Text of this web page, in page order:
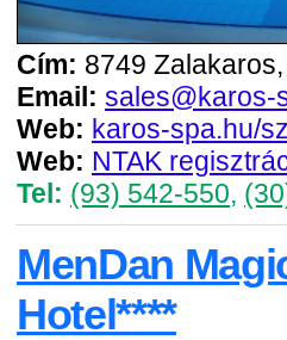
Cím: 8749
Email: sales@karos-
Web: karos-spa.hu/
Web: NTAK
Tel: (93) 542-550,
MenDan
Hotel****